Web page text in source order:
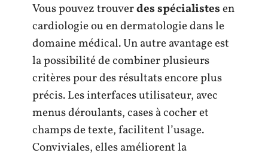
Vous pouvez trouverdes spécialistesen
cardiologie ou en dermatologie dans le
domaine médical. Un autre avantage est
la possibilité de combiner plusieurs
critères pour des résultats encore plus
précis. Les interfaces utilisateur, avec
menus déroulants, cases à cocher et
champs de texte, facilitent l’usage.
Conviviales, elles améliorent la